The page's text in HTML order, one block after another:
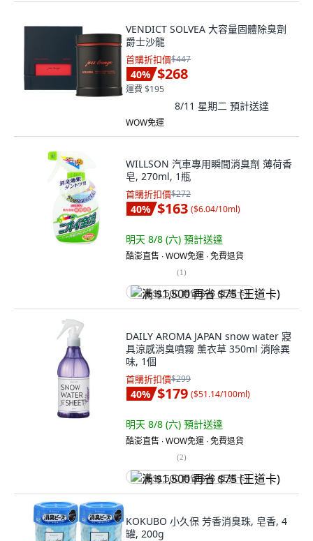
VENDICT SOLVEA 大容量固體除臭劑
爵士沙龍
首購折扣價$447
40% $268
運費 $195
8/11 星期二 預計送達
WOW免運
WILLSON 汽車專用瞬間消臭劑 薄荷香
皂, 270ml, 1瓶
首購折扣價$272
40% $163 ($6.04/10ml)
明天 8/8 (六) 預計送達
酷澎直售 ∙ WOW免運 ∙ 免費退貨
(1)
满 $1,500 再省 $75 (王道卡)
DAILY AROMA JAPAN snow water 寢
具涼感消臭噴霧 薰衣草 350ml 消除異
味, 1個
首購折扣價$299
40% $179 ($51.14/100ml)
明天 8/8 (六) 預計送達
酷澎直售 ∙ WOW免運 ∙ 免費退貨
(2)
满 $1,500 再省 $75 (王道卡)
KOKUBO 小久保 芳香消臭珠, 皂香, 4
罐, 200g